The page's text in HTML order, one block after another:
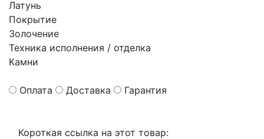
Латунь
Покрытие
Золочение
Техника исполнения / отделка
Камни
Оплата Доставка Гарантия
Короткая ссылка на этот товар: